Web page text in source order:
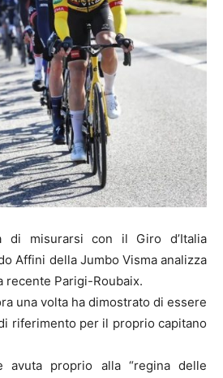
di misurarsi con il Giro d’Italia
Affini della Jumbo Visma analizza
recente Parigi-Roubaix.
una volta ha dimostrato di essere
riferimento per il proprio capitano
proprio alla “regina delle